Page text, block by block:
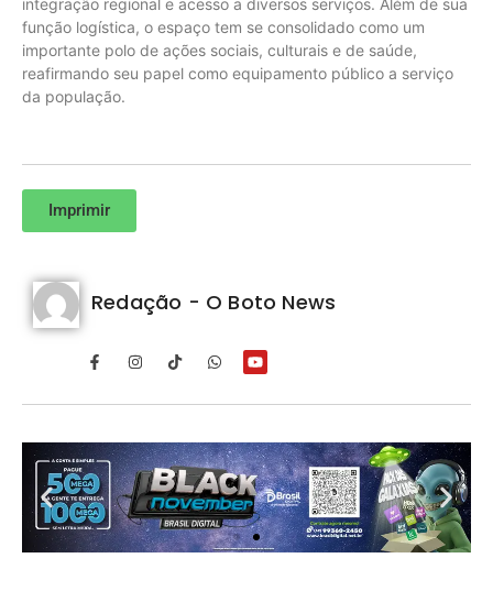
função logística, o espaço tem se consolidado como um
importante polo de ações sociais, culturais e de saúde,
reafirmando seu papel como equipamento público a serviço
da população.
Imprimir
Redação - O Boto News